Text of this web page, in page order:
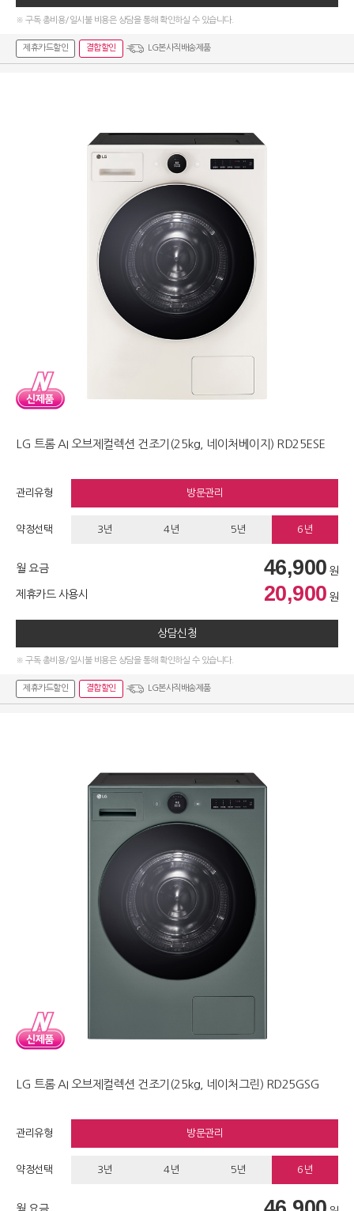
※ 구독 총비용/일시불 비용은 상담을 통해 확인하실 수 있습니다.
제휴카드할인 결합할인 LG본사직배송제품
LG 트롬 AI 오브제컬렉션 건조기(25kg, 네이처베이지) RD25ESE
관리유형 방문관리
약정선택 3년 4년 5년 6년
월 요금 46,900 원
제휴카드 사용시 20,900 원
상담신청
※ 구독 총비용/일시불 비용은 상담을 통해 확인하실 수 있습니다.
제휴카드할인 결합할인 LG본사직배송제품
LG 트롬 AI 오브제컬렉션 건조기(25kg, 네이처그린) RD25GSG
관리유형 방문관리
약정선택 3년 4년 5년 6년
월 요금